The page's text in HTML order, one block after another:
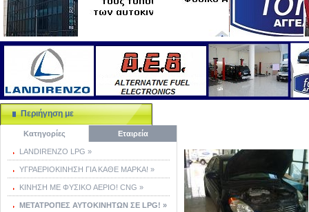
Περιήγηση με
Κατηγορίες Εταιρεία
LANDIRENZO LPG »
ΥΓΡΑΕΡΙΟΚΙΝΗΣΗ ΓΙΑ ΚΑΘΕ ΜΑΡΚΑ! »
ΚΙΝΗΣΗ ΜΕ ΦΥΣΙΚΟ ΑΕΡΙΟ! CNG »
ΜΕΤΑΤΡΟΠΕΣ ΑΥΤΟΚΙΝΗΤΩΝ ΣΕ LPG! »